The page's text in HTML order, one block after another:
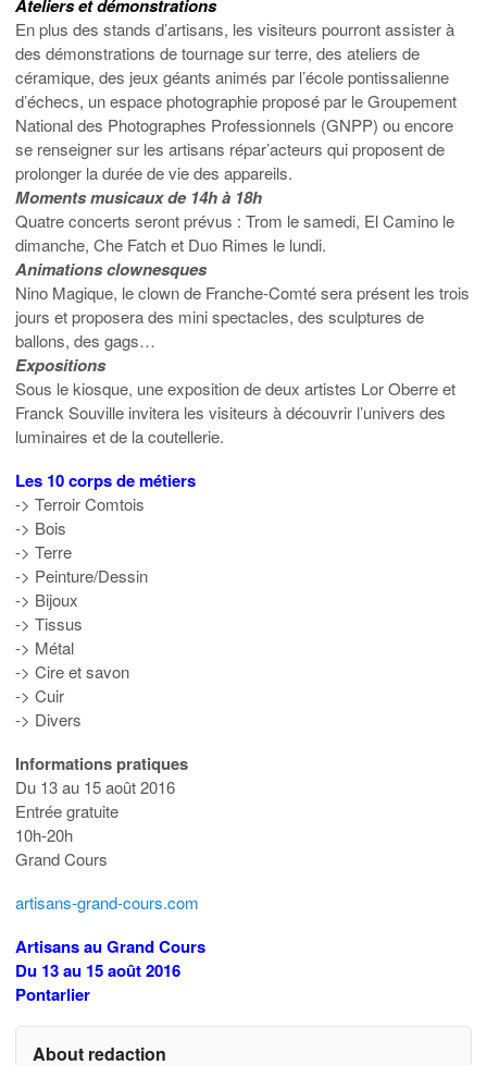
Ateliers et démonstrations
En plus des stands d’artisans, les visiteurs pourront assister à
des démonstrations de tournage sur terre, des ateliers de
céramique, des jeux géants animés par l’école pontissalienne
d’échecs, un espace photographie proposé par le Groupement
National des Photographes Professionnels (GNPP) ou encore
se renseigner sur les artisans répar’acteurs qui proposent de
prolonger la durée de vie des appareils.
Moments musicaux de 14h à 18h
Quatre concerts seront prévus : Trom le samedi, El Camino le
dimanche, Che Fatch et Duo Rimes le lundi.
Animations clownesques
Nino Magique, le clown de Franche-Comté sera présent les trois
jours et proposera des mini spectacles, des sculptures de
ballons, des gags…
Expositions
Sous le kiosque, une exposition de deux artistes Lor Oberre et
Franck Souville invitera les visiteurs à découvrir l’univers des
luminaires et de la coutellerie.
Les 10 corps de métiers
-> Terroir Comtois
-> Bois
-> Terre
-> Peinture/Dessin
-> Bijoux
-> Tissus
-> Métal
-> Cire et savon
-> Cuir
-> Divers
Informations pratiques
Du 13 au 15 août 2016
Entrée gratuite
10h-20h
Grand Cours
artisans-grand-cours.com
Artisans au Grand Cours
Du 13 au 15 août 2016
Pontarlier
About redaction